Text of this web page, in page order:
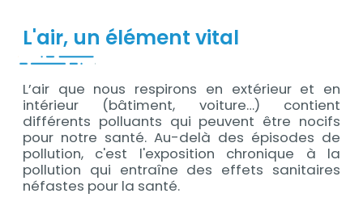
L'air, un élément vital
Contenu
L’air que nous respirons en extérieur et en
intérieur (bâtiment, voiture…) contient
différents polluants qui peuvent être nocifs
pour notre santé. Au-delà des épisodes de
pollution, c'est l'exposition chronique à la
pollution qui entraîne des effets sanitaires
néfastes pour la santé.